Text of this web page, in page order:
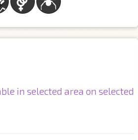
in selected area on selected